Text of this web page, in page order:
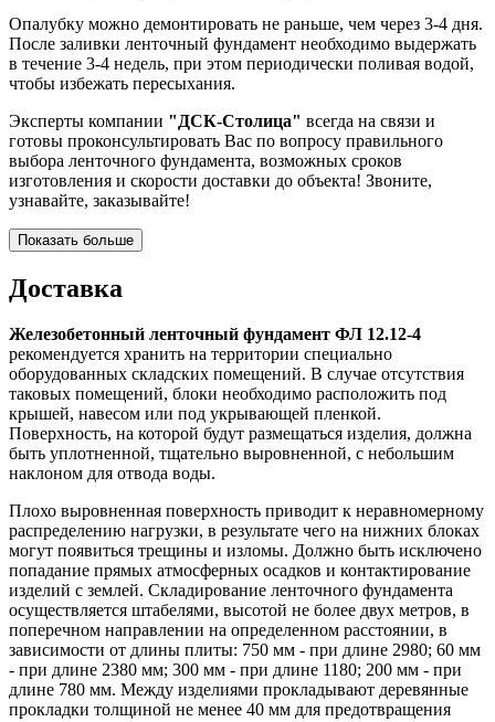
Опалубку можно демонтировать не раньше, чем через 3-4 дня.
После заливки ленточный фундамент необходимо выдержать
в течение 3-4 недель, при этом периодически поливая водой,
чтобы избежать пересыхания.
Эксперты компании "ДСК-Столица" всегда на связи и
готовы проконсультировать Вас по вопросу правильного
выбора ленточного фундамента, возможных сроков
изготовления и скорости доставки до объекта! Звоните,
узнавайте, заказывайте!
Показать больше
Доставка
Железобетонный ленточный фундамент ФЛ 12.12-4
рекомендуется хранить на территории специально
оборудованных складских помещений. В случае отсутствия
таковых помещений, блоки необходимо расположить под
крышей, навесом или под укрывающей пленкой.
Поверхность, на которой будут размещаться изделия, должна
быть уплотненной, тщательно выровненной, с небольшим
наклоном для отвода воды.
Плохо выровненная поверхность приводит к неравномерному
распределению нагрузки, в результате чего на нижних блоках
могут появиться трещины и изломы. Должно быть исключено
попадание прямых атмосферных осадков и контактирование
изделий с землей. Складирование ленточного фундамента
осуществляется штабелями, высотой не более двух метров, в
поперечном направлении на определенном расстоянии, в
зависимости от длины плиты: 750 мм - при длине 2980; 60 мм
- при длине 2380 мм; 300 мм - при длине 1180; 200 мм - при
длине 780 мм. Между изделиями прокладывают деревянные
прокладки толщиной не менее 40 мм для предотвращения